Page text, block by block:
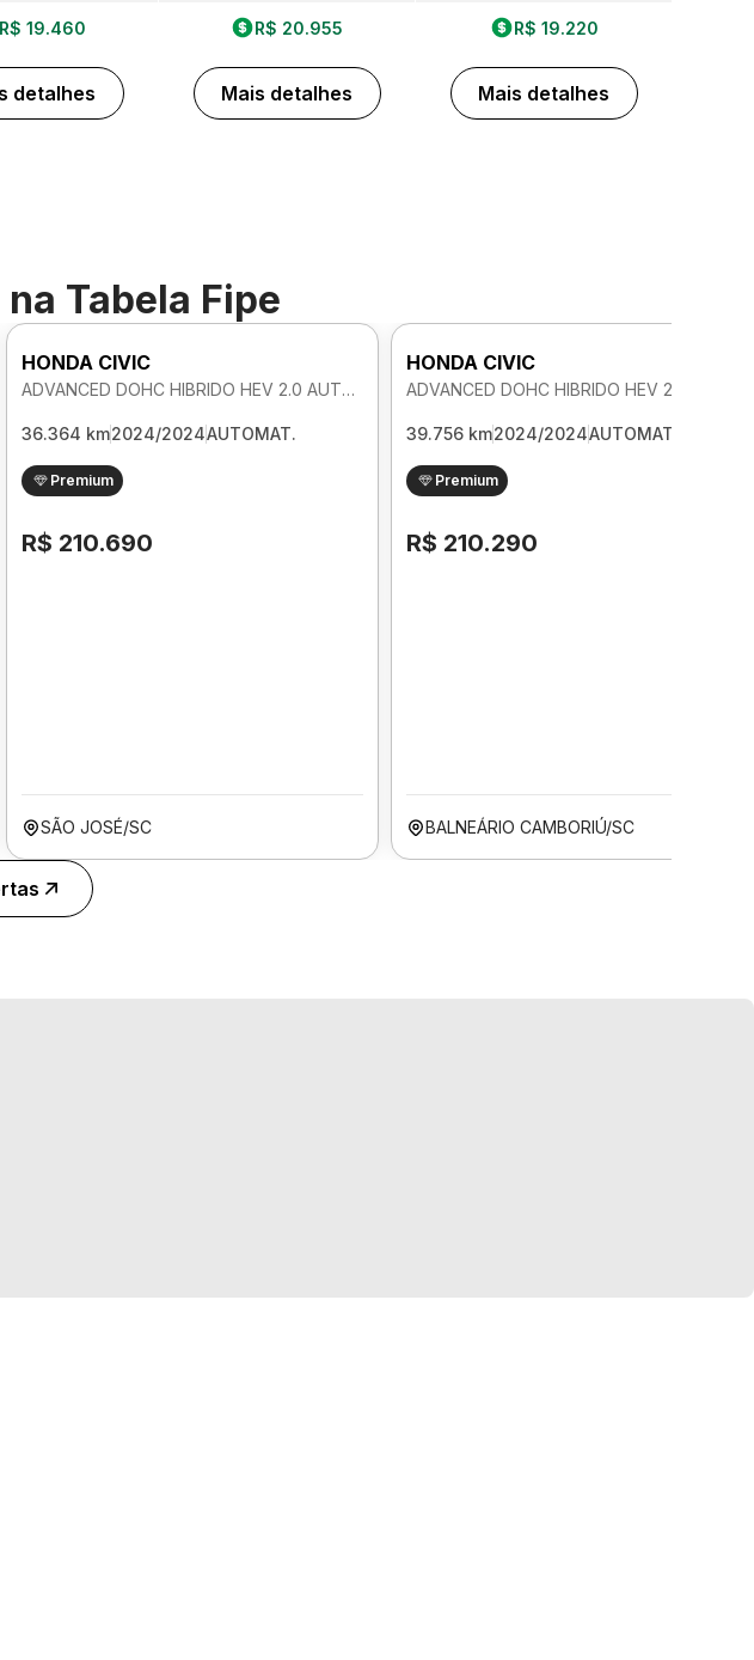
R$ 19.460
detalhes
R$ 20.955
Mais detalhes
R$ 19.220
Mais detalhes
na Tabela Fipe
HONDA CIVIC
ADVANCED DOHC HIBRIDO HEV 2.0 AUTOMATICO
36.364 km2024/2024AUTOMAT.
Premium
R$ 210.690
SÃO JOSÉ/SC
HONDA CIVIC
39.756 km2024/2024AUTOMAT.
Premium
R$ 210.290
BALNEÁRIO CAMBORIÚ/SC